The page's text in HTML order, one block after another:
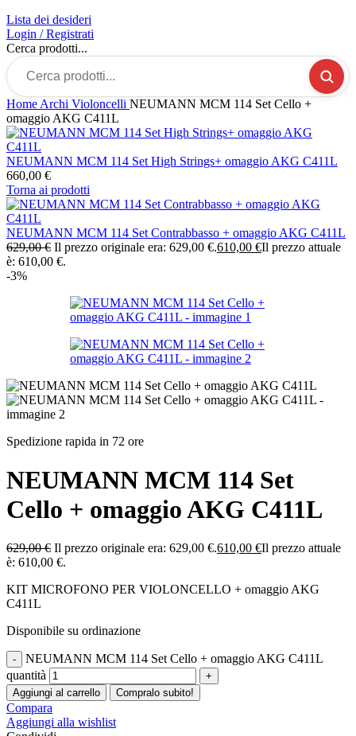
Lista dei desideri
Login / Registrati
Cerca prodotti...
Home Archi Violoncelli NEUMANN MCM 114 Set Cello +
omaggio AKG C411L
NEUMANN MCM 114 Set High Strings+ omaggio AKG C411L
660,00 €
Torna ai prodotti
NEUMANN MCM 114 Set Contrabbasso + omaggio AKG C411L
629,00€ Il prezzo originale era: 629,00 €.610,00 €Il prezzo attuale
è: 610,00 €.
-3%
Spedizione rapida in 72 ore
NEUMANN MCM 114 Set
Cello + omaggio AKG C411L
629,00€ Il prezzo originale era: 629,00 €.610,00 €Il prezzo attuale
è: 610,00 €.
KIT MICROFONO PER VIOLONCELLO + omaggio AKG
C411L
Disponibile su ordinazione
NEUMANN MCM 114 Set Cello + omaggio AKG C411L
quantità
Aggiungi al carrello Compralo subito!
Compara
Aggiungi alla wishlist